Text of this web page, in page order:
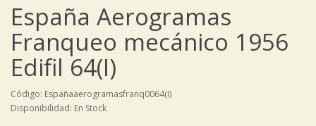
España Aerogramas
Franqueo mecánico 1956
Edifil 64(I)
Código: Españaaerogramasfranq0064(I)
Disponibilidad: En Stock